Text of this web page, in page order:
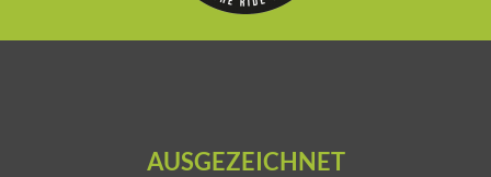
AUSGEZEICHNET